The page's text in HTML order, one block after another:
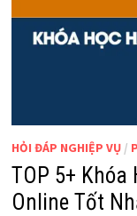
HỎI ĐÁP NGHIỆP VỤ/
TOP 5+
Online Tốt